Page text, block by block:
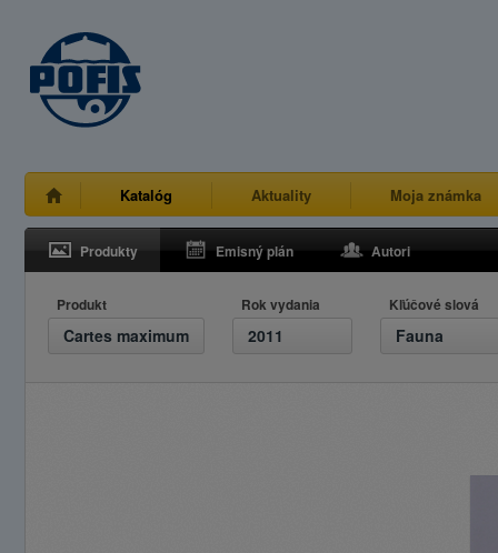
Katalóg Aktuality Moja známka
Produkty Emisný plán Autori
Produkt
Cartes maximum
Rok vydania
2011
Kľúčové slová
Fauna